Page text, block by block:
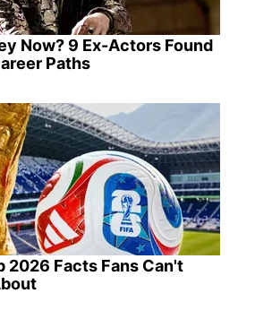
Now? 9 Ex-Actors Found
Paths
2026 Facts Fans Can't